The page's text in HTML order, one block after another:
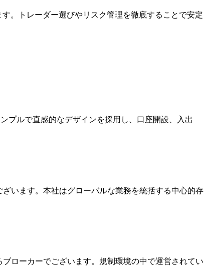
。トレーダー選びやリスク管理を徹底することで安定
プルで直感的なデザインを採用し、口座開設、入出
います。本社はグローバルな業務を統括する中心的存
ローカーでございます。規制環境の中で運営されてい